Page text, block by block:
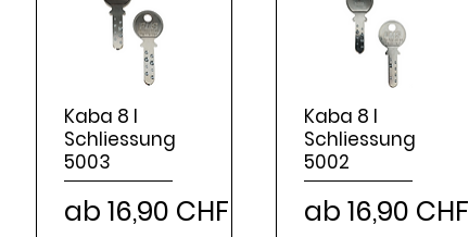
Kaba 8 I
Schliessung
5003
ab16,90 CHF
Sale-Preis
Kaba 8 I
Schliessung
5002
ab 16,90 CHF
Sale-Preis